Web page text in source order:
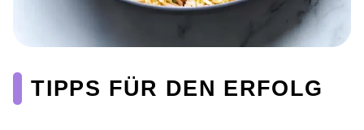
TIPPS FÜR DEN ERFOLG